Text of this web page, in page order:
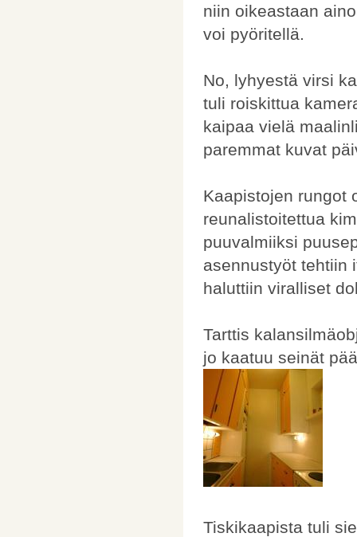
niin oikeastaan
voi pyöritellä.
No, lyhyestä virsi
tuli roiskittua
kaipaa vielä
paremmat kuvat
Kaapistojen rungot
reunalistoitettua
puuvalmiiksi
asennustyöt tehtiin
haluttiin viralliset
Tarttis
jo kaatuu seinät
Tiskikaapista tuli